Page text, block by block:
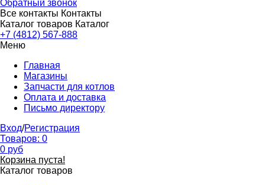
Обратный звонок
Все контакты Контакты
Каталог товаров Каталог
+7 (4812) 567-888
Меню
Главная
Магазины
Запчасти для котлов
Оплата и доставка
Письмо директору
Вход/Регистрация
Товаров: 0
0 руб
Корзина пуста!
Каталог товаров